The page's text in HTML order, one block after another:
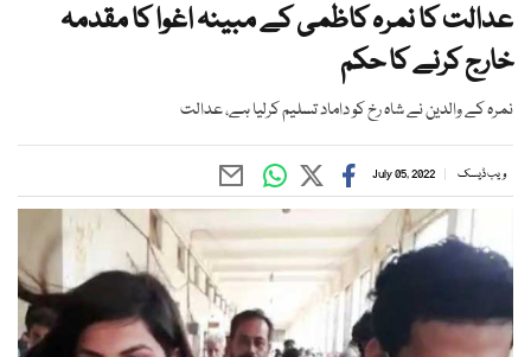
عدالت کا نمرہ کاظمی کے مبینہ اغوا کا مقدمہ
خارج کرنے کا حکم
نمرہ کے والدین نے شاہ رخ کو داماد تسلیم کرلیا ہے، عدالت
ویب ڈیسک July 05, 2022